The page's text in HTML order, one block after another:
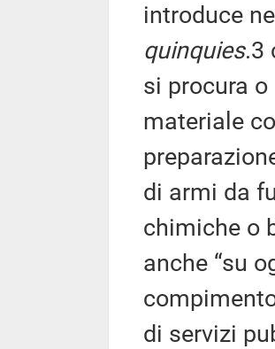
introduce
quinquies.3
si procura
materiale
di armi da
chimiche o
anche “su
di servizi